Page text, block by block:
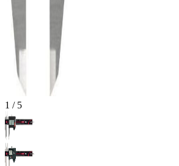
1 / 5